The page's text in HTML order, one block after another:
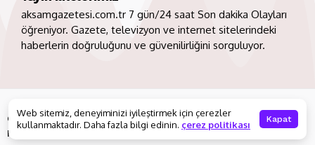
aksamgazetesi.com.tr 7 gün/24 saat Son dakika Olayları
öğreniyor. Gazete, televizyon ve internet sitelerindeki
haberlerin doğruluğunu ve güvenilirliğini sorguluyor.
Gizlilik Politikası Yayın ilkelerimiz
İçerik Kaldırma
Hakkımızda
Web sitemiz, deneyiminizi iyileştirmek için çerezler
kullanmaktadır. Daha fazla bilgi edinin. çerez politikası Kapat